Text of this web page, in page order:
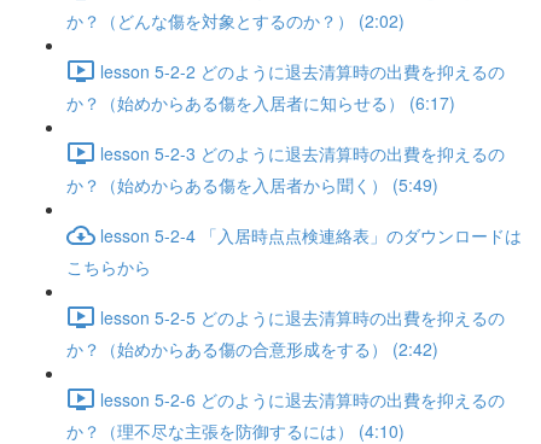
か？（どんな傷を対象とするのか？） (2:02)
lesson 5-2-2 どのように退去清算時の出費を抑えるの
か？（始めからある傷を入居者に知らせる） (6:17)
lesson 5-2-3 どのように退去清算時の出費を抑えるの
か？（始めからある傷を入居者から聞く） (5:49)
lesson 5-2-4 「入居時点点検連絡表」のダウンロードは
こちらから
lesson 5-2-5 どのように退去清算時の出費を抑えるの
か？（始めからある傷の合意形成をする） (2:42)
lesson 5-2-6 どのように退去清算時の出費を抑えるの
か？（理不尽な主張を防御するには） (4:10)